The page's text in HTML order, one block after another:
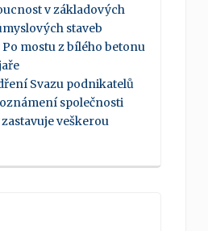
v základových
staveb
Po mostu z bílého betonu
Svazu podnikatelů
společnosti
veškerou